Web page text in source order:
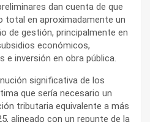
dan cuenta de que
total en aproximadamente un
de gestión, principalmente en
económicos,
e inversión en obra pública.
significativa de los
que sería necesario un
tributaria equivalente a más
alineado con un repunte de la